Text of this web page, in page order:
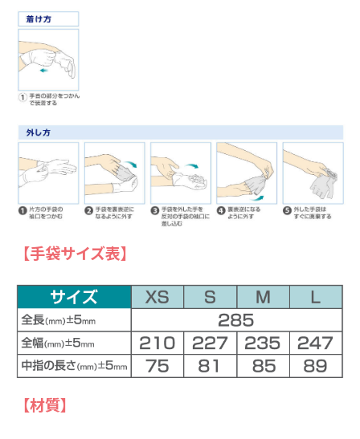
【手袋サイズ表】
【材質】